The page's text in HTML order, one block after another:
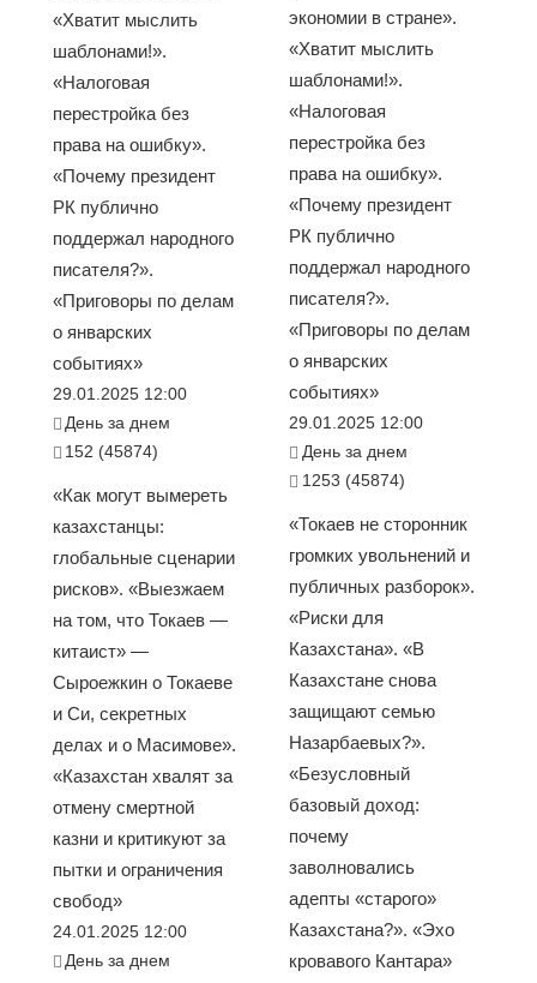
«Хватит мыслить
шаблонами!».
«Налоговая
перестройка без
права на ошибку».
«Почему президент
РК публично
поддержал народного
писателя?».
«Приговоры по делам
о январских
событиях»
29.01.2025 12:00
День за днем
152 (45874)
«Как могут вымереть
казахстанцы:
глобальные сценарии
рисков». «Выезжаем
на том, что Токаев —
китаист» —
Сыроежкин о Токаеве
и Си, секретных
делах и о Масимове».
«Казахстан хвалят за
отмену смертной
казни и критикуют за
пытки и ограничения
свобод»
24.01.2025 12:00
День за днем
экономии в стране».
«Хватит мыслить
шаблонами!».
«Налоговая
перестройка без
права на ошибку».
«Почему президент
РК публично
поддержал народного
писателя?».
«Приговоры по делам
о январских
событиях»
29.01.2025 12:00
День за днем
1253 (45874)
«Токаев не сторонник
громких увольнений и
публичных разборок».
«Риски для
Казахстана». «В
Казахстане снова
защищают семью
Назарбаевых?».
«Безусловный
базовый доход:
почему
заволновались
адепты «старого»
Казахстана?». «Эхо
кровавого Кантара»